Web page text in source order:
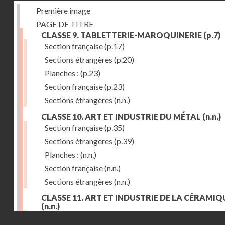
Première image
PAGE DE TITRE
CLASSE 9. TABLETTERIE-MAROQUINERIE (p.7)
Section française(p.17)
Sections étrangères (p.20)
Planches : (p.23)
Section française(p.23)
Sections étrangères (n.n.)
CLASSE 10. ART ET INDUSTRIE DU MÉTAL (n.n.)
Section française(p.35)
Sections étrangères (p.39)
Planches : (n.n.)
Section française(n.n.)
Sections étrangères (n.n.)
CLASSE 11. ART ET INDUSTRIE DE LA
(n.n.)